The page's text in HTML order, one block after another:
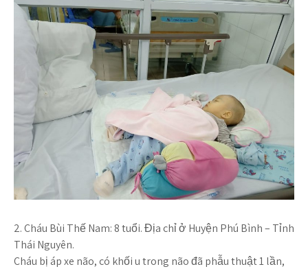
2. Cháu Bùi Thế Nam:8 tuổi. Địa chỉ ở Huyện Phú Bình – Tỉnh
Thái Nguyên.
Cháu bị áp xe não, có khối u trong não đã phẫu thuật 1 lần,